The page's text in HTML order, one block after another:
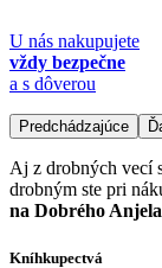
U nás nakupujete
vždy bezpečne
a s dôverou
Predchádzajúce
Aj z drobných vecí
drobným ste pri
na Dobrého Anjela
Kníhkupectvá